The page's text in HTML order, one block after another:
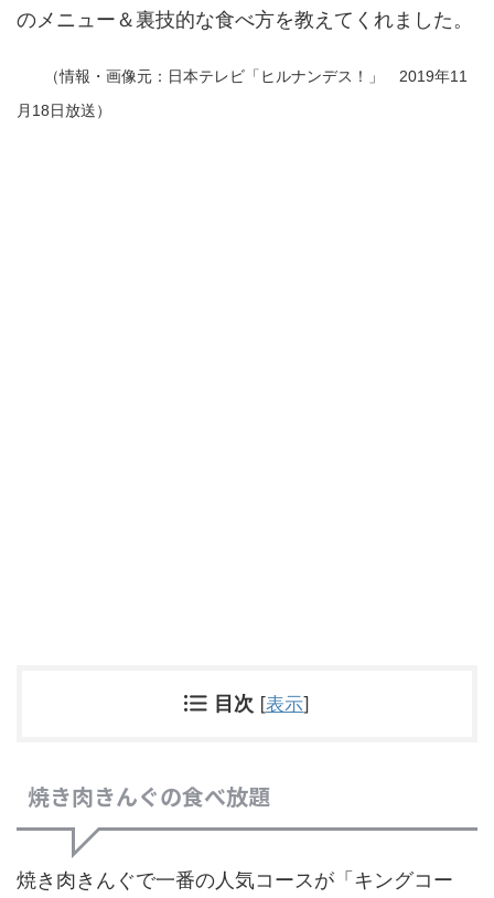
のメニュー＆裏技的な食べ方を教えてくれました。
（情報・画像元：日本テレビ「ヒルナンデス！」 2019年11
月18日放送）
目次 [表示]
焼き肉きんぐの食べ放題
焼き肉きんぐで一番の人気コースが「キングコー